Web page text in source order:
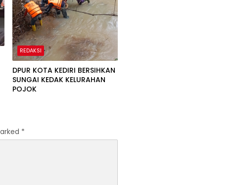
REDAKSI
DPUR KOTA KEDIRI BERSIHKAN
SUNGAI KEDAK KELURAHAN
POJOK
*